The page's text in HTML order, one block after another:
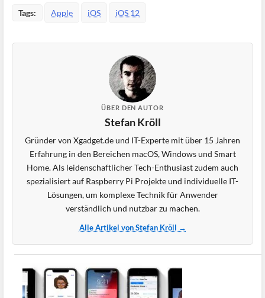
Tags: Apple iOS iOS 12
ÜBER DEN AUTOR
Stefan Kröll
Gründer von Xgadget.de und IT-Experte mit über 15 Jahren
Erfahrung in den Bereichen macOS, Windows und Smart
Home. Als leidenschaftlicher Tech-Enthusiast zudem auch
spezialisiert auf Raspberry Pi Projekte und individuelle IT-
Lösungen, um komplexe Technik für Anwender
verständlich und nutzbar zu machen.
Alle Artikel von Stefan Kröll →